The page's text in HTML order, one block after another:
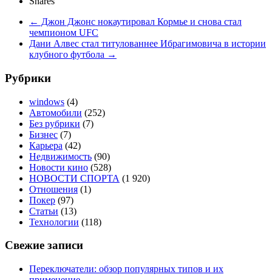
← Джон Джонс нокаутировал Кормье и снова стал
чемпионом UFC
Дани Алвес стал титулованнее Ибрагимовича в истории
клубного футбола →
Рубрики
windows (4)
Автомобили (252)
Без рубрики (7)
Бизнес (7)
Карьера (42)
Недвижимость (90)
Новости кино (528)
НОВОСТИ СПОРТА (1 920)
Отношения (1)
Покер (97)
Статьи (13)
Технологии (118)
Свежие записи
Переключатели: обзор популярных типов и их